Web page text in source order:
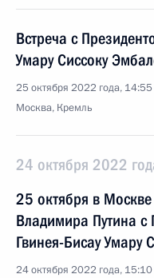
Встреча с
Умару Сиссоку
25 октября 2022 года, 14:55
Москва, Кремль
24 октября 2022
25 октября в Москве
Владимира Путина с
Гвинея-Бисау Умару
24 октября 2022 года, 15:10